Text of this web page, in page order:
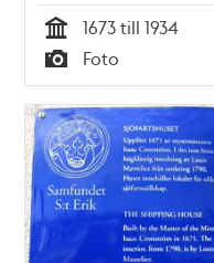
Tid
1673 till 1934
Typ
Foto